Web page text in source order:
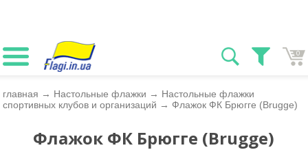
0
главная → Настольные флажки → Настольные флажки
спортивных клубов и организаций → Флажок ФК Брюгге (Brugge)
Флажок ФК Брюгге (Brugge)